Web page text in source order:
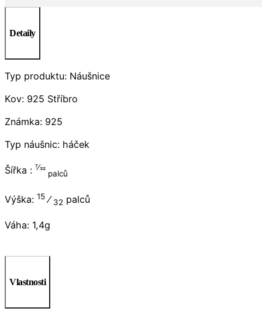
Detaily
Typ produktu: Náušnice
Kov: 925 Stříbro
Známka: 925
Typ náušnic: háček
Šířka : 7⁄32
palců
Výška: 15⁄32 palců
Váha: 1,4g
Vlastnosti